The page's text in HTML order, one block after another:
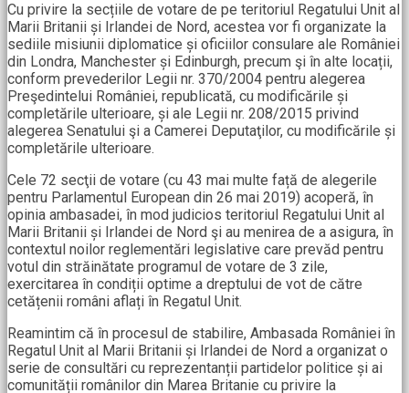
Cu privire la secțiile de votare de pe teritoriul Regatului Unit al
Marii Britanii și Irlandei de Nord, acestea vor fi organizate la
sediile misiunii diplomatice și oficiilor consulare ale României
din Londra, Manchester și Edinburgh, precum şi în alte locații,
conform prevederilor Legii nr. 370/2004 pentru alegerea
Preşedintelui României, republicată, cu modificările și
completările ulterioare, și ale Legii nr. 208/2015 privind
alegerea Senatului şi a Camerei Deputaţilor, cu modificările și
completările ulterioare.
Cele 72 secţii de votare (cu 43 mai multe față de alegerile
pentru Parlamentul European din 26 mai 2019) acoperă, în
opinia ambasadei, în mod judicios teritoriul Regatului Unit al
Marii Britanii și Irlandei de Nord şi au menirea de a asigura, în
contextul noilor reglementări legislative care prevăd pentru
votul din străinătate programul de votare de 3 zile,
exercitarea în condiții optime a dreptului de vot de către
cetățenii români aflați în Regatul Unit.
Reamintim că în procesul de stabilire, Ambasada României în
Regatul Unit al Marii Britanii și Irlandei de Nord a organizat o
serie de consultări cu reprezentanții partidelor politice și ai
comunității românilor din Marea Britanie cu privire la